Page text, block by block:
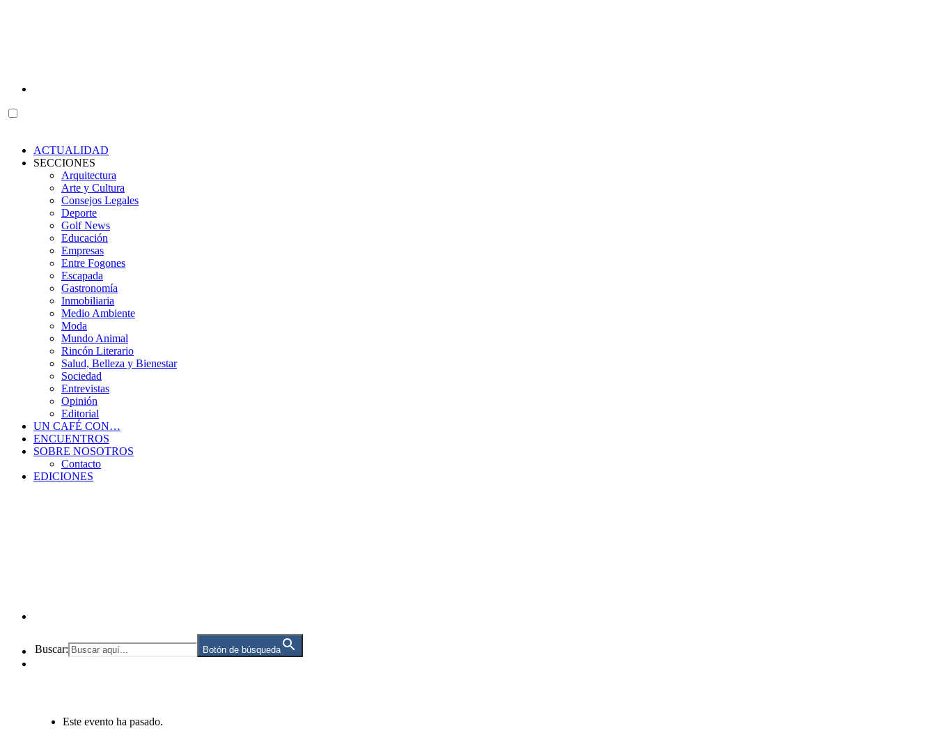
ACTUALIDAD
SECCIONES
Arquitectura
Arte y Cultura
Consejos Legales
Deporte
Golf News
Educación
Empresas
Entre Fogones
Escapada
Gastronomía
Inmobiliaria
Medio Ambiente
Moda
Mundo Animal
Rincón Literario
Salud, Belleza y Bienestar
Sociedad
Entrevistas
Opinión
Editorial
UN CAFÉ CON…
ENCUENTROS
SOBRE NOSOTROS
Contacto
EDICIONES
Buscar: Botón de búsqueda
Este evento ha pasado.